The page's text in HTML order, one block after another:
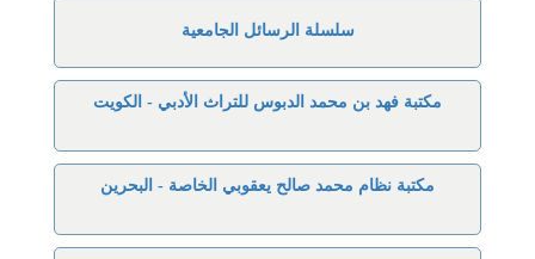
سلسلة الرسائل الجامعية
مكتبة فهد بن محمد الدبوس للتراث الأدبي - الكويت
مكتبة نظام محمد صالح يعقوبي الخاصة - البحرين